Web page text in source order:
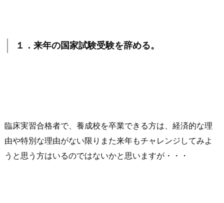
１．来年の国家試験受験を辞める。
臨床実習合格者で、養成校を卒業できる方は、経済的な理
由や特別な理由がない限りまた来年もチャレンジしてみよ
うと思う方はいるのではないかと思いますが・・・